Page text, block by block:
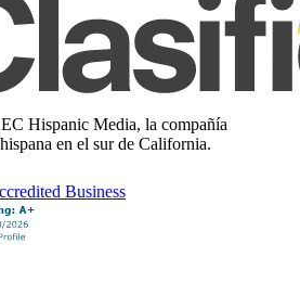
Hispanic Media, la compañía
en el sur de California.
Business